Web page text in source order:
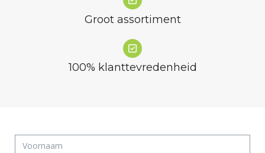
Groot assortiment
100% klanttevredenheid